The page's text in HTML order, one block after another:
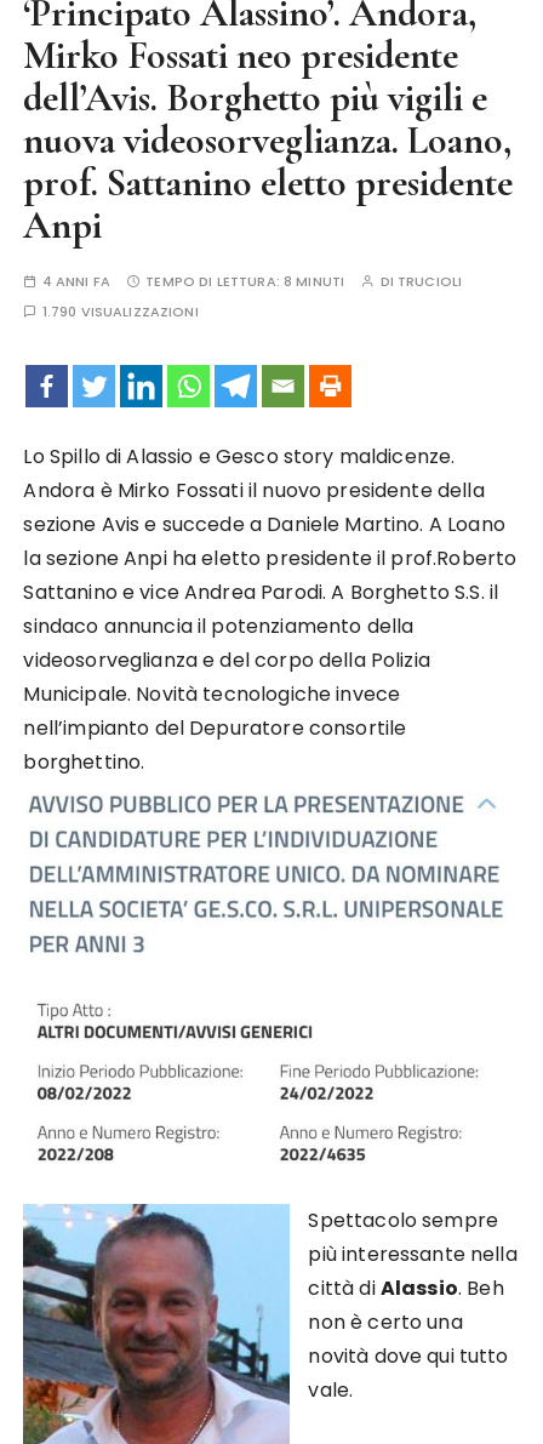
‘Principato Alassino’. Andora,
Mirko Fossati neo presidente
dell’Avis. Borghetto più vigili e
nuova videosorveglianza. Loano,
prof. Sattanino eletto presidente
Anpi
4 ANNI FA TEMPO DI LETTURA:8 MINUTI DI TRUCIOLI
1.790 VISUALIZZAZIONI
Lo Spillo di Alassio e Gesco story maldicenze.
Andora è Mirko Fossati il nuovo presidente della
sezione Avis e succede a Daniele Martino. A Loano
la sezione Anpi ha eletto presidente il prof.Roberto
Sattanino e vice Andrea Parodi. A Borghetto S.S. il
sindaco annuncia il potenziamento della
videosorveglianza e del corpo della Polizia
Municipale. Novità tecnologiche invece
nell’impianto del Depuratore consortile
borghettino.
Spettacolo sempre
più interessante nella
città diAlassio. Beh
non è certo una
novità dove qui tutto
vale.